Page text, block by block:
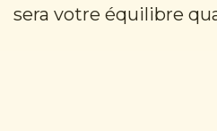
sera votre équilibre